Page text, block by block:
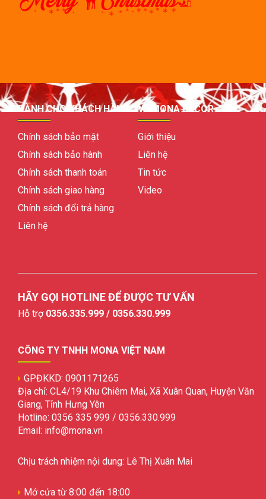
DÀNH CHO KHÁCH HÀNG
Chính sách bảo mật
Chính sách bảo hành
Chính sách thanh toán
Chính sách giao hàng
Chính sách đổi trả hàng
Liên hệ
VỀ MONA DECOR
Giới thiệu
Liên hệ
Tin tức
Video
HÃY GỌI HOTLINE ĐỂ ĐƯỢC TƯ VẤN
Hỗ trợ 0356.335.999 / 0356.330.999
CÔNG TY TNHH MONA VIỆT NAM
GPĐKKD: 0901171265
Địa chỉ: CL4/19 Khu Chiêm Mai, Xã Xuân Quan, Huyện Văn
Giang, Tỉnh Hưng Yên
Hotline: 0356 335 999 / 0356.330.999
Email: info@mona.vn
Chịu trách nhiệm nội dung: Lê Thị Xuân Mai
Mở cửa từ 8:00 đến 18:00